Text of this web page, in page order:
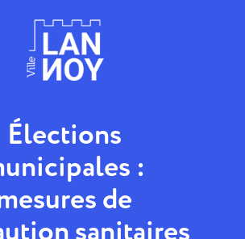
Élections
:
de
sanitaires